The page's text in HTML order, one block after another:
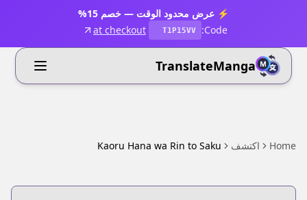
⚡ عرض محدود الوقت — خصم 15%
Code:
T1P15VV
at checkout
TranslateManga
Home اكتشف Kaoru Hana wa Rin to Saku